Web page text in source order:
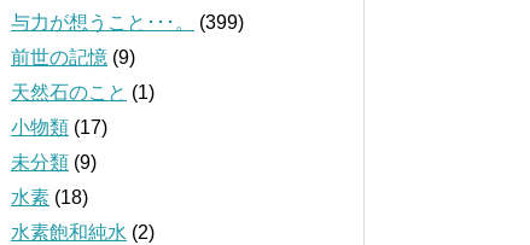
与力が想うこと･･･。
(399)
前世の記憶 (9)
天然石のこと (1)
小物類 (17)
未分類 (9)
水素 (18)
水素飽和純水 (2)